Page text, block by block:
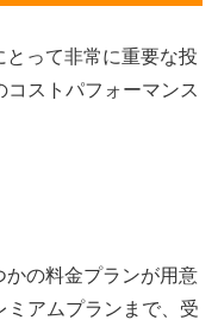
とって非常に重要な投
ストパフォーマンス
かの料金プランが用意
ミアムプランまで、受